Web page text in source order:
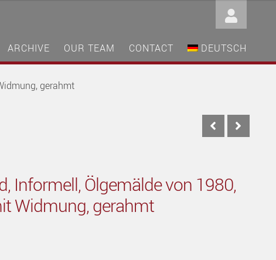
ARCHIVE OUR TEAM CONTACT DEUTSCH
gerahmt
Informell, Ölgemälde von 1980,
Widmung, gerahmt